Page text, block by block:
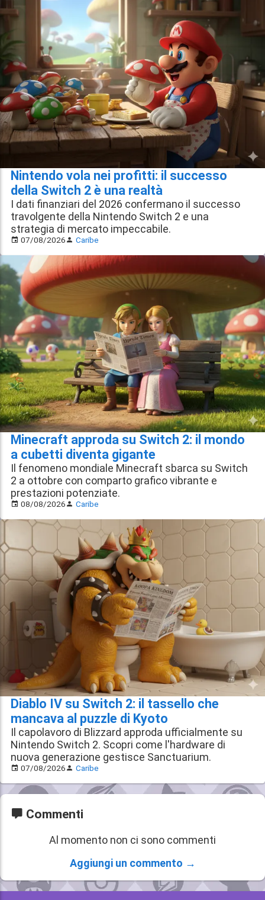
Nintendo vola nei profitti: il successo
della Switch 2 è una realtà
I dati finanziari del 2026 confermano il successo
travolgente della Nintendo Switch 2 e una
strategia di mercato impeccabile.
07/08/2026 Caribe
Minecraft approda su Switch 2: il mondo
a cubetti diventa gigante
Il fenomeno mondiale Minecraft sbarca su Switch
2 a ottobre con comparto grafico vibrante e
prestazioni potenziate.
08/08/2026 Caribe
Diablo IV su Switch 2: il tassello che
mancava al puzzle di Kyoto
Il capolavoro di Blizzard approda ufficialmente su
Nintendo Switch 2. Scopri come l'hardware di
nuova generazione gestisce Sanctuarium.
07/08/2026 Caribe
Commenti
Al momento non ci sono commenti
Aggiungi un commento →